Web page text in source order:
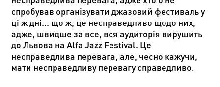
спробував організувати джазовий фестиваль у
ці ж дні... що ж, це несправедливо щодо них,
адже, швидше за все, вся аудиторія вирушить
до Львова на Alfa Jazz Festival. Це
несправедлива перевага, але, чесно кажучи,
мати несправедливу перевагу справедливо.